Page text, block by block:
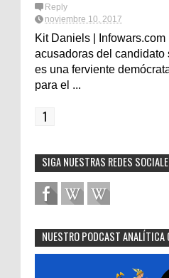
Reply
noviembre 10, 2017
Kit Daniels |
acusadoras del candidato
es una ferviente
para el ...
1
SIGA NUESTRAS REDES
NUESTRO PODCAST ANALÍTICA